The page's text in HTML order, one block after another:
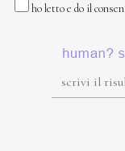
ho letto e do il